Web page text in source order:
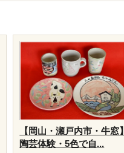
【岡山・瀬戸内市・牛窓】
陶芸体験・5色で自...